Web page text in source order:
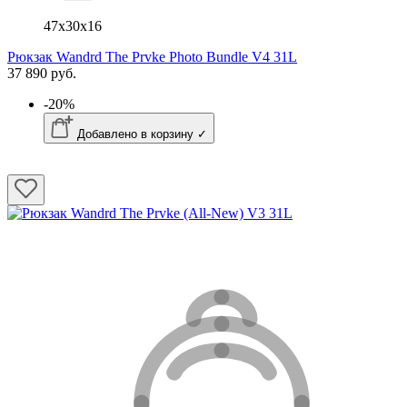
47x30x16
Рюкзак Wandrd The Prvke Photo Bundle V4 31L
37 890 руб.
-20%
Добавлено в корзину ✓